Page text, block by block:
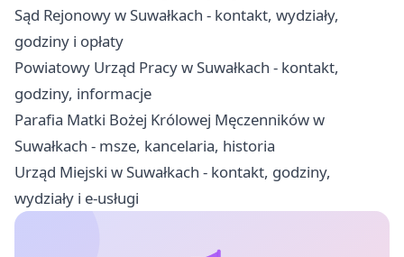
Sąd Rejonowy w Suwałkach - kontakt, wydziały,
godziny i opłaty
Powiatowy Urząd Pracy w Suwałkach - kontakt,
godziny, informacje
Parafia Matki Bożej Królowej Męczenników w
Suwałkach - msze, kancelaria, historia
Urząd Miejski w Suwałkach - kontakt, godziny,
wydziały i e-usługi